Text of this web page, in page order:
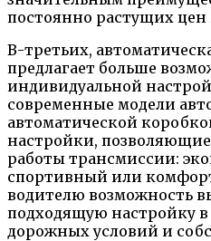
постоянно растущих цен
В-третьих,
предлагает больше
индивидуальной
современные модели
автоматической
настройки,
работы трансмиссии:
спортивный или
водителю возможность
подходящую настройку в
дорожных условий и